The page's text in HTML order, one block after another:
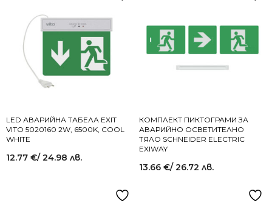
LED АВАРИЙНА ТАБЕЛА EXIT
VITO 5020160 2W, 6500K, COOL
WHITE
12.77 €/ 24.98 лв.
КОМПЛЕКТ ПИКТОГРАМИ ЗА
АВАРИЙНО ОСВЕТИТЕЛНО
ТЯЛО SCHNEIDER ELECTRIC
EXIWAY
13.66 €/ 26.72 лв.